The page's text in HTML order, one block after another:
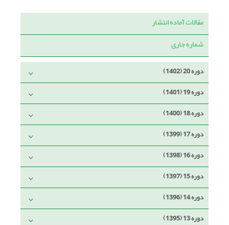
مقالات آماده انتشار
شماره جاری
دوره 20 (1402)
دوره 19 (1401)
دوره 18 (1400)
دوره 17 (1399)
دوره 16 (1398)
دوره 15 (1397)
دوره 14 (1396)
دوره 13 (1395)